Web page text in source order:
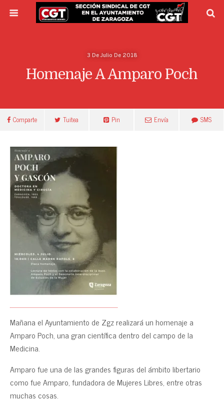
3 De Julio De 2018
Homenaje A Amparo Poch
Comparte Tuitea Pin Envía SMS
Mañana el Ayuntamiento de Zgz realizará un homenaje a
Amparo Poch, una gran científica dentro del campo de la
Medicina.
Amparo fue una de las grandes figuras del ámbito libertario
como fue Amparo, fundadora de Mujeres Libres, entre otras
muchas cosas.